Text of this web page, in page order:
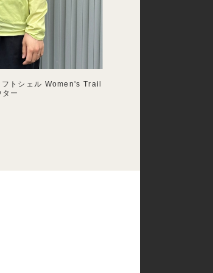
トシェル Women's Trail
ー